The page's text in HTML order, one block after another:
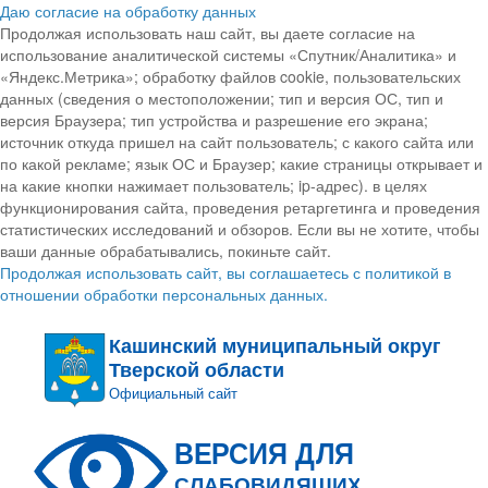
Даю согласие на обработку данных
Продолжая использовать наш сайт, вы даете согласие на
использование аналитической системы «Спутник/Аналитика» и
«Яндекс.Метрика»; обработку файлов cookie, пользовательских
данных (сведения о местоположении; тип и версия ОС, тип и
версия Браузера; тип устройства и разрешение его экрана;
источник откуда пришел на сайт пользователь; с какого сайта или
по какой рекламе; язык ОС и Браузер; какие страницы открывает и
на какие кнопки нажимает пользователь; ip-адрес). в целях
функционирования сайта, проведения ретаргетинга и проведения
статистических исследований и обзоров. Если вы не хотите, чтобы
ваши данные обрабатывались, покиньте сайт.
Продолжая использовать сайт, вы соглашаетесь с политикой в
отношении обработки персональных данных.